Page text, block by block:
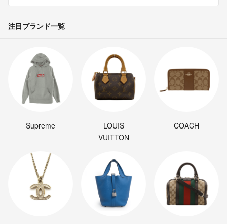
注目ブランド一覧
Supreme
LOUIS
VUITTON
COACH